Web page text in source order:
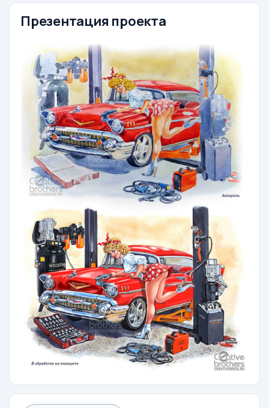
Презентация проекта